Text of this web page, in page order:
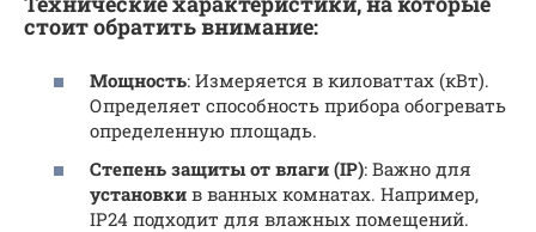
стоит обратить внимание:
Мощность: Измеряется в киловаттах (кВт).
Определяет способность прибора обогревать
определенную площадь.
Степень защиты от влаги (IP): Важно для
установки в ванных комнатах. Например,
IP24 подходит для влажных помещений.